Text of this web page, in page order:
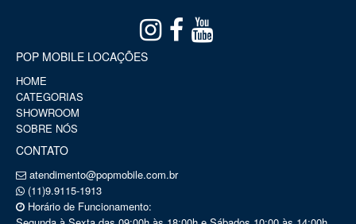
POP MOBILE LOCAÇÕES
HOME
CATEGORIAS
SHOWROOM
SOBRE NÓS
CONTATO
atendimento@popmobile.com.br
(11)9.9115-1913
Horário de Funcionamento: